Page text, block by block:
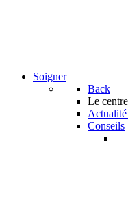
Soigner
Back
Le centre
Conseils